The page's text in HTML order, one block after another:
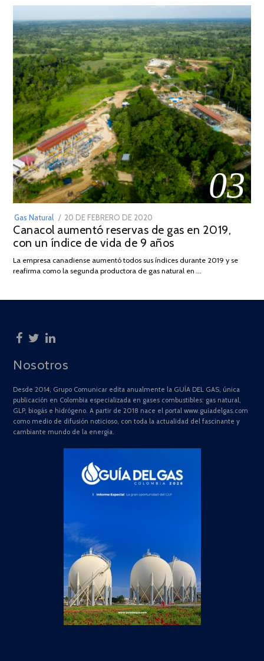
03
Gas Natural
POSTED
ON
20 DE FEBRERO DE 2020
DE
JULIO
2025
Canacol aumentó reservas de gas en 2019,
con un índice de vida de 9 años
La empresa canadiense aumentó todos sus índices durante 2019 y se
reafirma como la segunda productora de gas natural en …
Nosotros
Desde 2014, Grupo Comunicar edita anualmente la GUÍA DEL GAS, única
publicación en Colombia especializada en gases combustibles: gas natural,
GLP, biogás e hidrógeno. A partir de 2018 nace el portal www.guiadelgas.com
como medio de difusión noticioso, con toda la actualidad del fascinante y
cambiante mundo de la energía.